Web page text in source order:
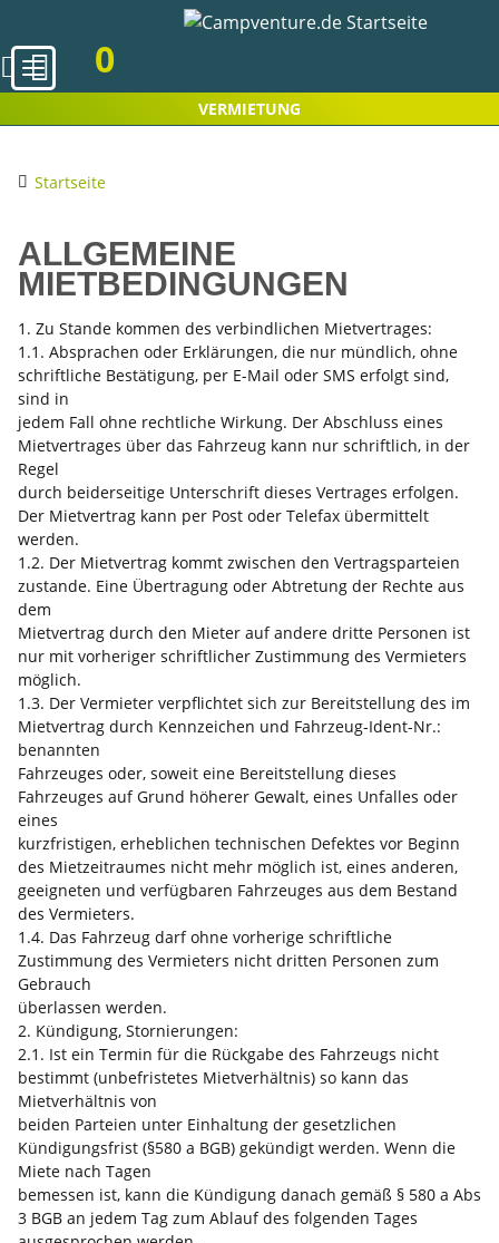
0
VERMIETUNG
Startseite
ALLGEMEINE
MIETBEDINGUNGEN
1. Zu Stande kommen des verbindlichen Mietvertrages:
1.1. Absprachen oder Erklärungen, die nur mündlich, ohne
schriftliche Bestätigung, per E-Mail oder SMS erfolgt sind,
sind in
jedem Fall ohne rechtliche Wirkung. Der Abschluss eines
Mietvertrages über das Fahrzeug kann nur schriftlich, in der
Regel
durch beiderseitige Unterschrift dieses Vertrages erfolgen.
Der Mietvertrag kann per Post oder Telefax übermittelt
werden.
1.2. Der Mietvertrag kommt zwischen den Vertragsparteien
zustande. Eine Übertragung oder Abtretung der Rechte aus
dem
Mietvertrag durch den Mieter auf andere dritte Personen ist
nur mit vorheriger schriftlicher Zustimmung des Vermieters
möglich.
1.3. Der Vermieter verpflichtet sich zur Bereitstellung des im
Mietvertrag durch Kennzeichen und Fahrzeug-Ident-Nr.:
benannten
Fahrzeuges oder, soweit eine Bereitstellung dieses
Fahrzeuges auf Grund höherer Gewalt, eines Unfalles oder
eines
kurzfristigen, erheblichen technischen Defektes vor Beginn
des Mietzeitraumes nicht mehr möglich ist, eines anderen,
geeigneten und verfügbaren Fahrzeuges aus dem Bestand
des Vermieters.
1.4. Das Fahrzeug darf ohne vorherige schriftliche
Zustimmung des Vermieters nicht dritten Personen zum
Gebrauch
überlassen werden.
2. Kündigung, Stornierungen:
2.1. Ist ein Termin für die Rückgabe des Fahrzeugs nicht
bestimmt (unbefristetes Mietverhältnis) so kann das
Mietverhältnis von
beiden Parteien unter Einhaltung der gesetzlichen
Kündigungsfrist (§580 a BGB) gekündigt werden. Wenn die
Miete nach Tagen
bemessen ist, kann die Kündigung danach gemäß § 580 a Abs
3 BGB an jedem Tag zum Ablauf des folgenden Tages